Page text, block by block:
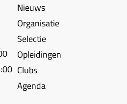
Nieuws
Organisatie
Selectie
Opleidingen
Clubs
Agenda